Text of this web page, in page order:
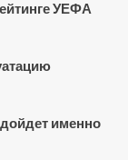
УЕФА
именно